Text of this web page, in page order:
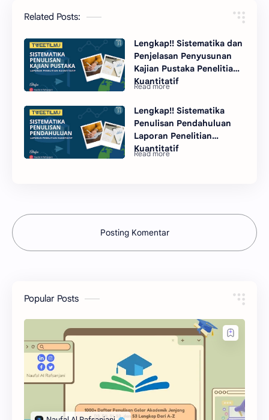
Related Posts:
Lengkap!! Sistematika dan
Penjelasan Penyusunan
Kajian Pustaka Penelitian
Kuantitatif
Lengkap!! Sistematika
Penulisan Pendahuluan
Laporan Penelitian
Kuantitatif
Posting Komentar
Popular Posts